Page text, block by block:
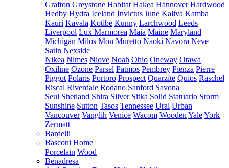
Grafton Greystone Habitat Hakea Hannover Hardwood
Hedby Hydra Iceland Invictus June Kaliva Kamba
Kauri Kavala Kotibe Kunny Larchwood Leeds
Liverpool Lux Marmorea Maia Maine Maryland
Michigan Milos Mon Muretto Naoki Navora Neve
Satin Nexside
Nikea Nimes Niove Noah Ohio Oneway Otawa
Oxiline Ozone Parsel Patmos Pembrey Pienza Pierre
Piggot Polaris Portoro Prospect Quarzite Quios Raschel
Riscal Riverdale Rodano Sanford Savona
Seul Shetland Shira Silver Sitka Solid Statuario Storm
Sunshine Sutton Tasos Tennessee Ural Urban
Vancouver Vanglih Venice Wacom Wooden YaleYork
Zermatt
Bardelli
Basconi Home
Porcelain Wood
Benadresa